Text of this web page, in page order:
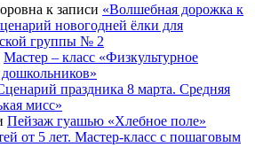
к записи «Волшебная дорожка к
новогодней ёлки для
группы № 2
Мастер – класс «Физкультурное
дошкольников»
праздника 8 марта. Средняя
мисс»
Пейзаж гуашью «Хлебное поле»
от 5 лет. Мастер-класс с пошаговым